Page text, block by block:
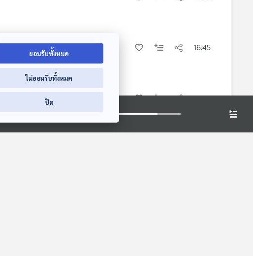
16:45
28:40
00:00:00
ยอมรับทั้งหมด
ไม่ยอมรับทั้งหมด
ปิด